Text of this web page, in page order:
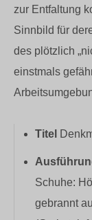
zur Entfaltung
Sinnbild für
des plötzlich
einstmals
Titel
Schuhe:
gebrannt